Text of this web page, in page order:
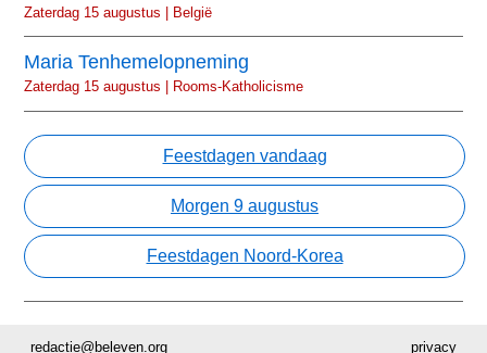
Zaterdag 15 augustus | België
Maria Tenhemelopneming
Zaterdag 15 augustus | Rooms-Katholicisme
Feestdagen vandaag
Morgen 9 augustus
Feestdagen Noord-Korea
privacy
redactie@beleven.org